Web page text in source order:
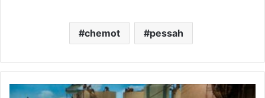
chemot pessah